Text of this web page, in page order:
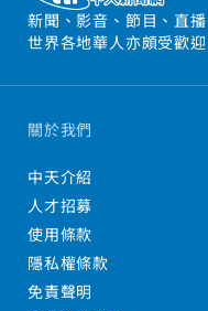
新聞、影音、節目、直
世界各地華人亦頗受歡
關於我們
中天介紹
人才招募
使用條款
隱私權條款
免責聲明